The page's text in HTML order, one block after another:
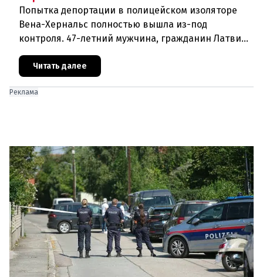
Попытка депортации в полицейском изоляторе
Вена-Хернальс полностью вышла из-под
контроля. 47-летний мужчина, гражданин Латвии,
оказал ожесточённое сопротивле
Читать далее
Реклама